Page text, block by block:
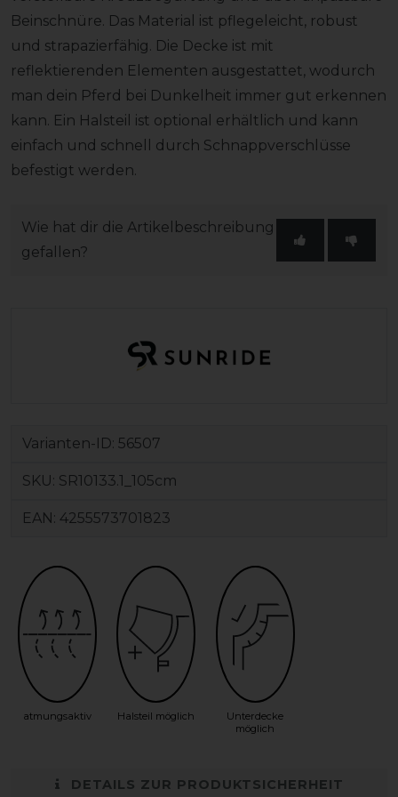
Beinschnüre. Das Material ist pflegeleicht, robust
und strapazierfähig. Die Decke ist mit
reflektierenden Elementen ausgestattet, wodurch
man dein Pferd bei Dunkelheit immer gut erkennen
kann. Ein Halsteil ist optional erhältlich und kann
einfach und schnell durch Schnappverschlüsse
befestigt werden.
Wie hat dir die Artikelbeschreibung
gefallen?
Varianten-ID: 56507
SKU: SR10133.1_105cm
EAN: 4255573701823
atmungsaktiv Halsteil möglich
Unterdecke
möglich
DETAILS ZUR PRODUKTSICHERHEIT